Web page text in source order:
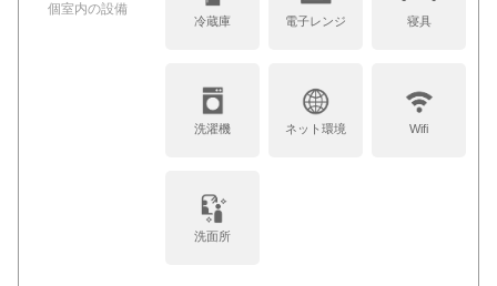
個室内の設備
冷蔵庫 電子レンジ 寝具
洗濯機 ネット環境 Wifi
洗面所